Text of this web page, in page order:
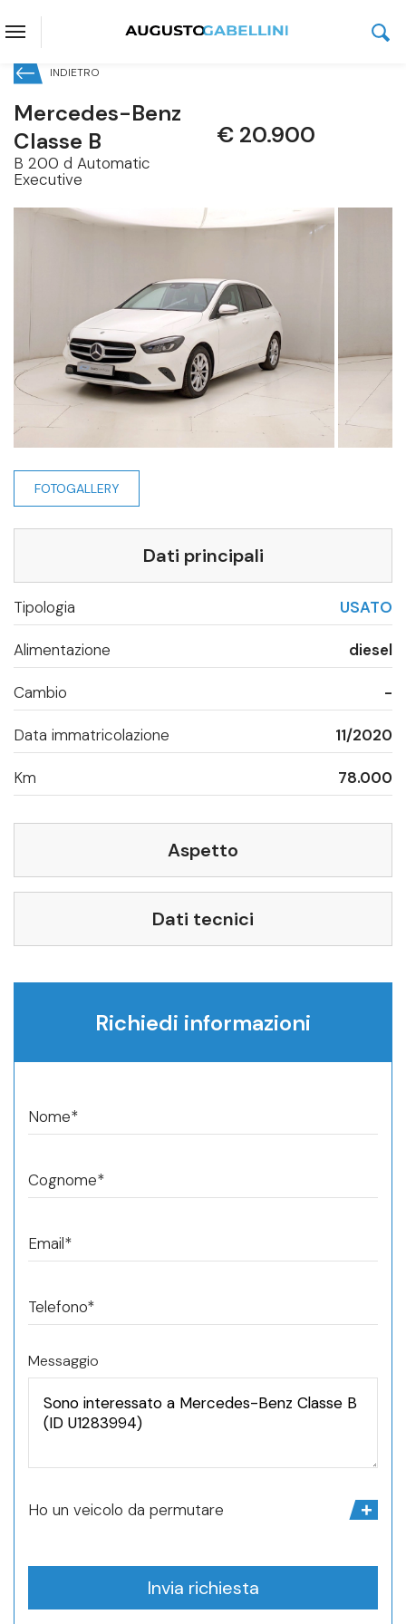
INDIETRO
Mercedes-Benz
Classe B
B 200 d Automatic
Executive
€ 20.900
FOTOGALLERY
Dati principali
Tipologia USATO
Alimentazione diesel
Cambio -
Data immatricolazione 11/2020
Km 78.000
Aspetto
Dati tecnici
Richiedi informazioni
Nome*
Cognome*
Email*
Telefono*
Messaggio
Ho un veicolo da permutare
Invia richiesta